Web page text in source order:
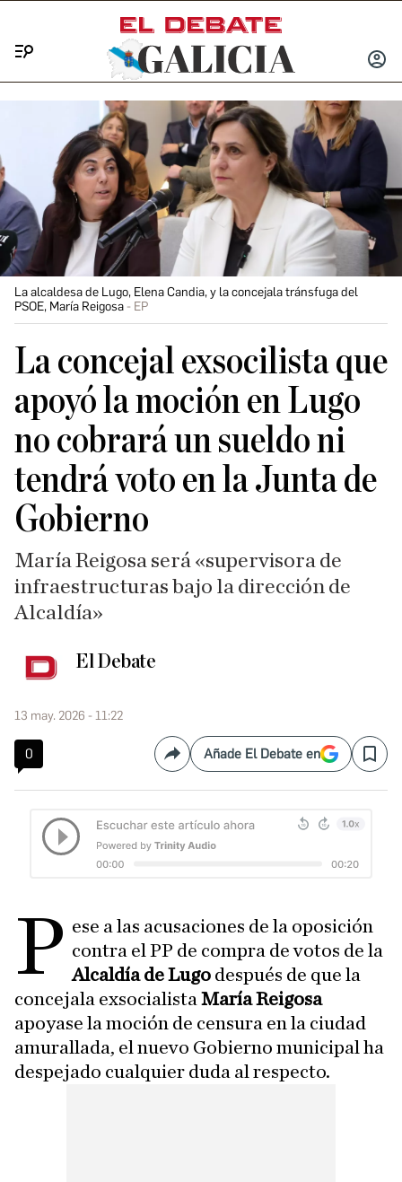
INICIAR
La alcaldesa de Lugo, Elena Candia, y la concejala tránsfuga del
PSOE, María Reigosa
EP
La concejal exsocilista que
apoyó la moción en Lugo
no cobrará un sueldo ni
tendrá voto en la Junta de
Gobierno
María Reigosa será «supervisora de
infraestructuras bajo la dirección de
Alcaldía»
El Debate
13 may. 2026 - 11:22
0 CompartirAñade El Debate en Save
p ese a las acusaciones de la oposición
contra el PP de compra de votos de la
Alcaldía de Lugo después de que la
concejala exsocialista María Reigosa
apoyase la moción de censura en la ciudad
amurallada, el nuevo Gobierno municipal ha
despejado cualquier duda al respecto.